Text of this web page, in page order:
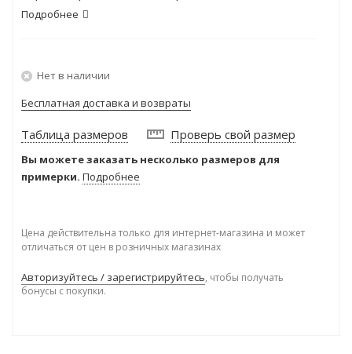
Подробнее
Нет в наличии
Бесплатная доставка и возвраты
Таблица размеров Проверь свой размер
Вы можете заказать несколько размеров для
примерки. Подробнее
Цена действительна только для интернет-магазина и может
отличаться от цен в розничных магазинах
Авторизуйтесь / зарегистрируйтесь, чтобы получать
бонусы с покупки.